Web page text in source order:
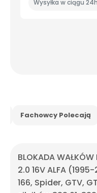
Wysyłka w ciągu 24h
Fachowcy Polecają
BLOKADA WAŁKÓW
2.0 16V ALFA
166, Spider, GTV,